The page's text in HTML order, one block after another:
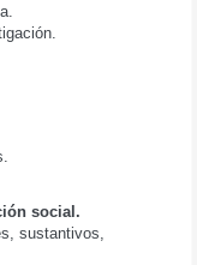
social.
sustantivos,